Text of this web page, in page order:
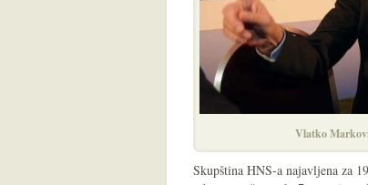
Vlatko
Skupština HNS-a najavljena za